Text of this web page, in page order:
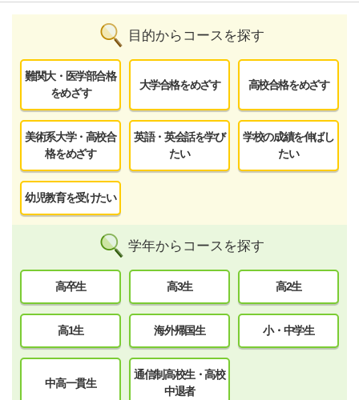
目的からコースを探す
難関大・医学部合格
をめざす
大学合格をめざす 高校合格をめざす
美術系大学・高校合
格をめざす
英語・英会話を学び
たい
学校の成績を伸ばし
たい
幼児教育を受けたい
学年からコースを探す
高卒生 高3生 高2生
高1生 海外帰国生 小・中学生
中高一貫生
通信制高校生・高校
中退者